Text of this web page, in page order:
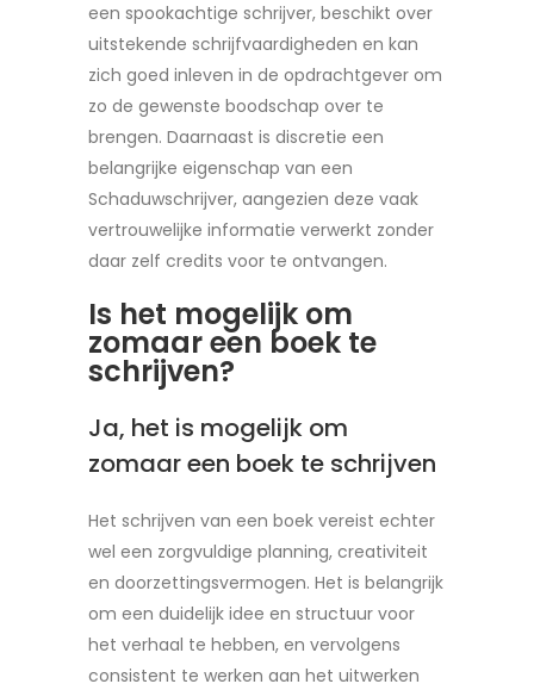
een spookachtige schrijver, beschikt over
uitstekende schrijfvaardigheden en kan
zich goed inleven in de opdrachtgever om
zo de gewenste boodschap over te
brengen. Daarnaast is discretie een
belangrijke eigenschap van een
Schaduwschrijver, aangezien deze vaak
vertrouwelijke informatie verwerkt zonder
daar zelf credits voor te ontvangen.
Is het mogelijk om
zomaar een boek te
schrijven?
Ja, het is mogelijk om
zomaar een boek te schrijven
Het schrijven van een boek vereist echter
wel een zorgvuldige planning, creativiteit
en doorzettingsvermogen. Het is belangrijk
om een duidelijk idee en structuur voor
het verhaal te hebben, en vervolgens
consistent te werken aan het uitwerken